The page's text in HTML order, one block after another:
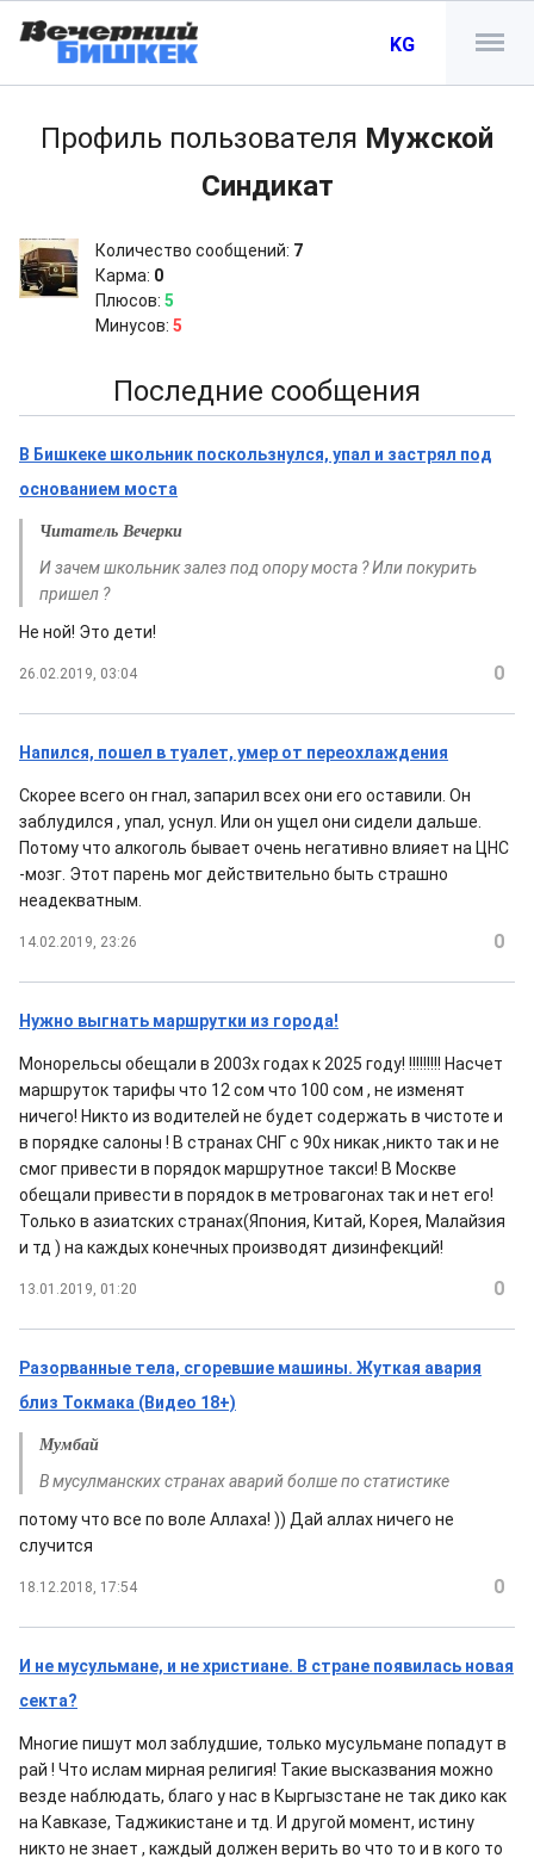
KG
Профиль пользователя Мужской
Синдикат
Количество сообщений: 7
Карма: 0
Плюсов: 5
Минусов: 5
Последние сообщения
В Бишкеке школьник поскользнулся, упал и застрял под
основанием моста
Читатель Вечерки
И зачем школьник залез под опору моста ? Или покурить
пришел ?
Не ной! Это дети!
26.02.2019, 03:04 0
Напился, пошел в туалет, умер от переохлаждения
Скорее всего он гнал, запарил всех они его оставили. Он
заблудился , упал, уснул. Или он ущел они сидели дальше.
Потому что алкоголь бывает очень негативно влияет на ЦНС
-мозг. Этот парень мог действительно быть страшно
неадекватным.
14.02.2019, 23:26 0
Нужно выгнать маршрутки из города!
Монорельсы обещали в 2003х годах к 2025 году! !!!!!!!!! Насчет
маршруток тарифы что 12 сом что 100 сом , не изменят
ничего! Никто из водителей не будет содержать в чистоте и
в порядке салоны ! В странах СНГ с 90х никак ,никто так и не
смог привести в порядок маршрутное такси! В Москве
обещали привести в порядок в метровагонах так и нет его!
Только в азиатских странах(Япония, Китай, Корея, Малайзия
и тд ) на каждых конечных производят дизинфекций!
13.01.2019, 01:20 0
Разорванные тела, сгоревшие машины. Жуткая авария
близ Токмака (Видео 18+)
Мумбай
В мусулманских странах аварий болше по статистике
потому что все по воле Аллаха! )) Дай аллах ничего не
случится
18.12.2018, 17:54 0
И не мусульмане, и не христиане. В стране появилась новая
секта?
Многие пишут мол заблудшие, только мусульмане попадут в
рай ! Что ислам мирная религия! Такие высказвания можно
везде наблюдать, благо у нас в Кыргызстане не так дико как
на Кавказе, Таджикистане и тд. И другой момент, истину
никто не знает , каждый должен верить во что то и в кого то